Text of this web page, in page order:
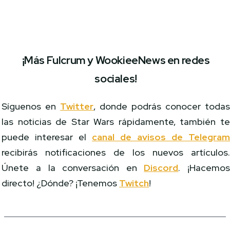
¡Más Fulcrum y WookieeNews en redes
sociales!
Síguenos en Twitter, donde podrás conocer todas
las noticias de Star Wars rápidamente, también te
puede interesar el canal de avisos de Telegram
recibirás notificaciones de los nuevos artículos.
Únete a la conversación en Discord. ¡Hacemos
directo! ¿Dónde? ¡Tenemos Twitch!